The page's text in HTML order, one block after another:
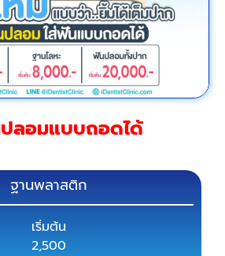
ลอมแบบถอดได้
ฐานพลาสติก
เริ่มต้น
2,500